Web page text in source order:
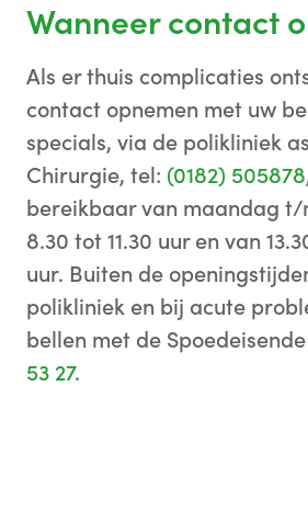
Wanneer contact
Als er thuis complicaties
contact opnemen met uw
specials, via de polikliniek
Chirurgie, tel: (0182) 505878
bereikbaar van maandag
8.30 tot 11.30 uur en van
uur. Buiten de
polikliniek en bij acute
bellen met de
53 27.